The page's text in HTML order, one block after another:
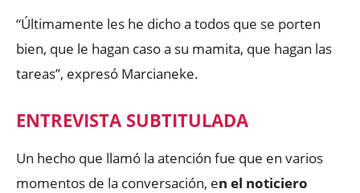
“Últimamente les he dicho a todos que se porten
bien, que le hagan caso a su mamita, que hagan las
tareas”, expresó Marcianeke.
ENTREVISTA SUBTITULADA
Un hecho que llamó la atención fue que en varios
momentos de la conversación, en el noticiero